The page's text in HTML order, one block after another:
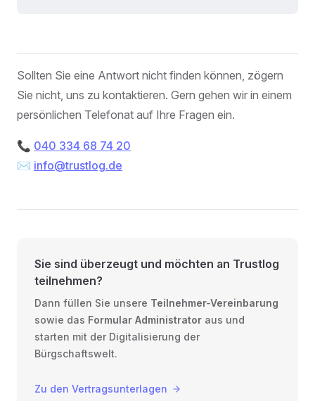
Sollten Sie eine Antwort nicht finden können, zögern
Sie nicht, uns zu kontaktieren. Gern gehen wir in einem
persönlichen Telefonat auf Ihre Fragen ein.
📞 040 334 68 74 20
✉️ info@trustlog.de
Sie sind überzeugt und möchten an Trustlog
teilnehmen?
Dann füllen Sie unsere Teilnehmer-Vereinbarung
sowie das Formular Administrator aus und
starten mit der Digitalisierung der
Bürgschaftswelt.
Zu den Vertragsunterlagen